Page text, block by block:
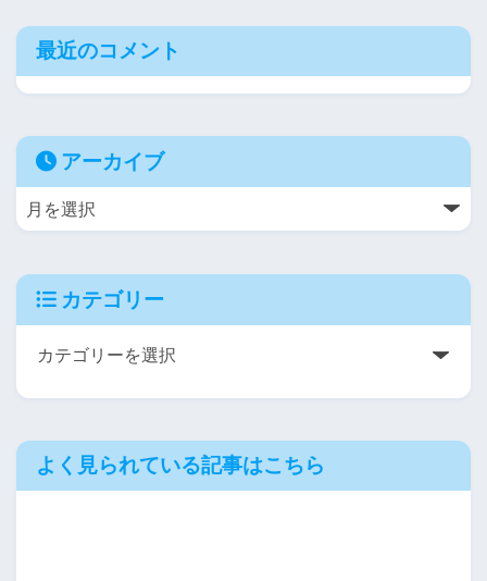
最近のコメント
アーカイブ
カテゴリー
よく見られている記事はこちら